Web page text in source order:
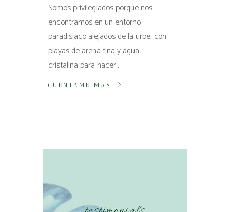
Somos privilegiados porque nos
encontramos en un entorno
paradisíaco alejados de la urbe, con
playas de arena fina y agua
cristalina para hacer…
CUÉNTAME MÁS